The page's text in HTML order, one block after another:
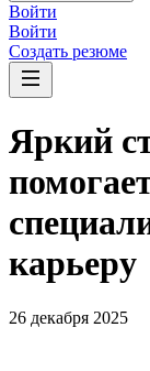
Войти
Войти
Создать резюме
Яркий
карьеру
26 декабря 2025